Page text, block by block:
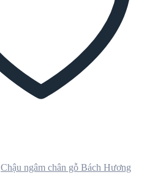
Chậu ngâm chân gỗ Bách Hương